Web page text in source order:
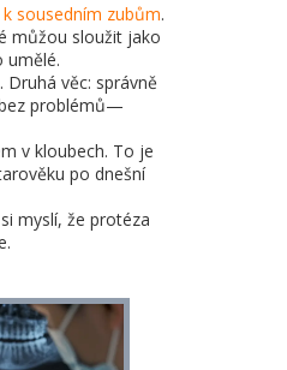
sousedním zubům.
můžou sloužit jako
umělé.
věc: správně
problémů—
v kloubech. To je
po dnešní
myslí, že protéza